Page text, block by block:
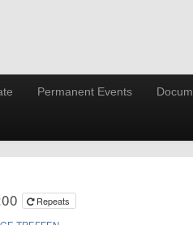
Permanent Events
Repeats